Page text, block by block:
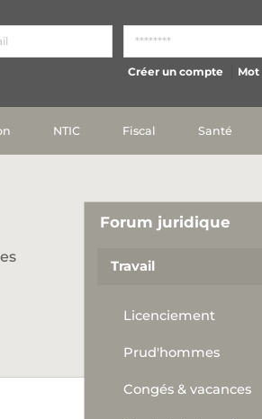
Créer un compte Mot
NTIC Fiscal Santé
Forum juridique
Travail
Licenciement
Prud'hommes
Congés & vacances